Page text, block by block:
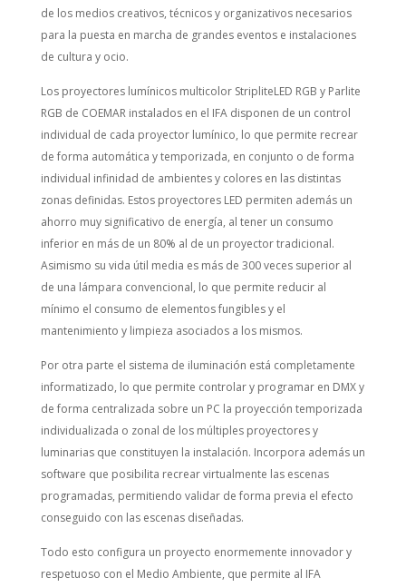
de los medios creativos, técnicos y organizativos necesarios
para la puesta en marcha de grandes eventos e instalaciones
de cultura y ocio.
Los proyectores lumínicos multicolor StripliteLED RGB y Parlite
RGB de COEMAR instalados en el IFA disponen de un control
individual de cada proyector lumínico, lo que permite recrear
de forma automática y temporizada, en conjunto o de forma
individual infinidad de ambientes y colores en las distintas
zonas definidas. Estos proyectores LED permiten además un
ahorro muy significativo de energía, al tener un consumo
inferior en más de un 80% al de un proyector tradicional.
Asimismo su vida útil media es más de 300 veces superior al
de una lámpara convencional, lo que permite reducir al
mínimo el consumo de elementos fungibles y el
mantenimiento y limpieza asociados a los mismos.
Por otra parte el sistema de iluminación está completamente
informatizado, lo que permite controlar y programar en DMX y
de forma centralizada sobre un PC la proyección temporizada
individualizada o zonal de los múltiples proyectores y
luminarias que constituyen la instalación. Incorpora además un
software que posibilita recrear virtualmente las escenas
programadas, permitiendo validar de forma previa el efecto
conseguido con las escenas diseñadas.
Todo esto configura un proyecto enormemente innovador y
respetuoso con el Medio Ambiente, que permite al IFA